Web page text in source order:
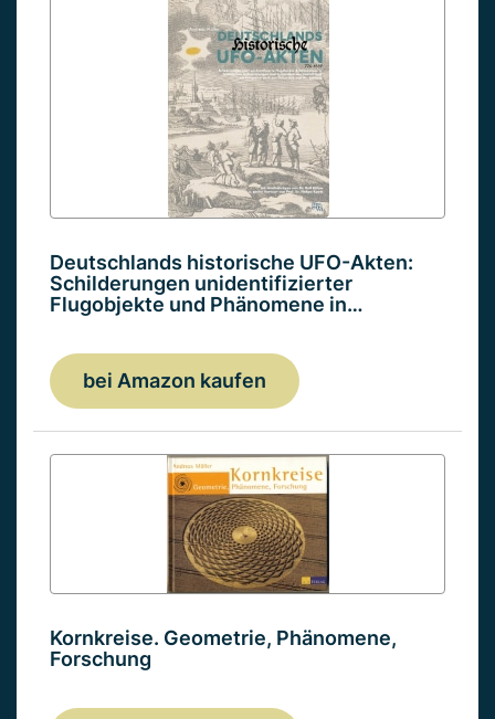
Deutschlands historische UFO-Akten:
Schilderungen unidentifizierter
Flugobjekte und Phänomene in…
bei Amazon kaufen
Kornkreise. Geometrie, Phänomene,
Forschung